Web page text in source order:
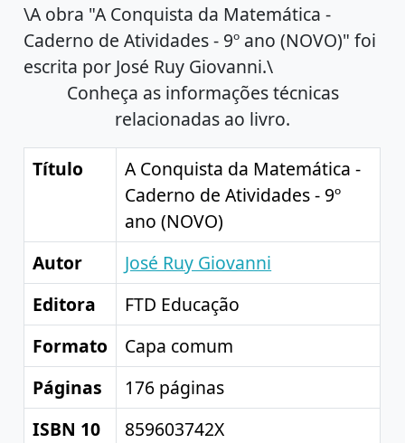
\A obra "A Conquista da Matemática -
Caderno de Atividades - 9º ano (NOVO)" foi
escrita por José Ruy Giovanni.\
Conheça as informações técnicas
relacionadas ao livro.
Título
A Conquista da Matemática -
Caderno de Atividades - 9º
ano (NOVO)
Autor
José Ruy Giovanni
Editora
FTD Educação
Formato
Capa comum
Páginas
176 páginas
ISBN 10
859603742X